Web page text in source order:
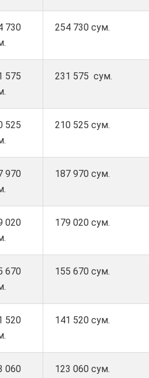
730
254 730 сум.
575
231 575 сум.
525
210 525 сум.
970
187 970 сум.
020
179 020 сум.
670
155 670 сум.
520
141 520 сум.
060
123 060 сум.